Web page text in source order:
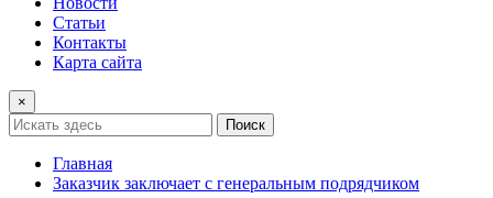
Статьи
Контакты
Карта сайта
×
Поиск
Главная
Заказчик заключает с генеральным подрядчиком